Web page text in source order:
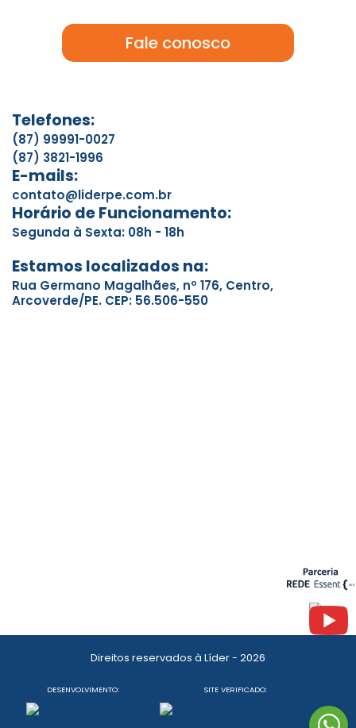
Fale conosco
Telefones:
(87) 99991-0027
(87) 3821-1996
E-mails:
contato@liderpe.com.br
Horário de Funcionamento:
Segunda à Sexta: 08h - 18h
Estamos localizados na:
Rua Germano Magalhães, nº 176, Centro,
Arcoverde/PE. CEP: 56.506-550
Direitos reservados à Líder - 2026
DESENVOLVIMENTO: SITE VERIFICADO: